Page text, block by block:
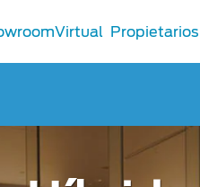
Propietarios